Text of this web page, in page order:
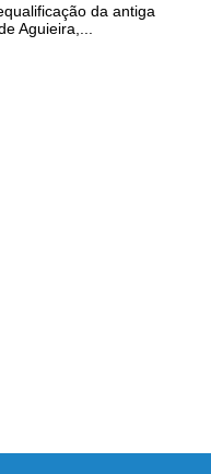
da antiga
Aguieira,...